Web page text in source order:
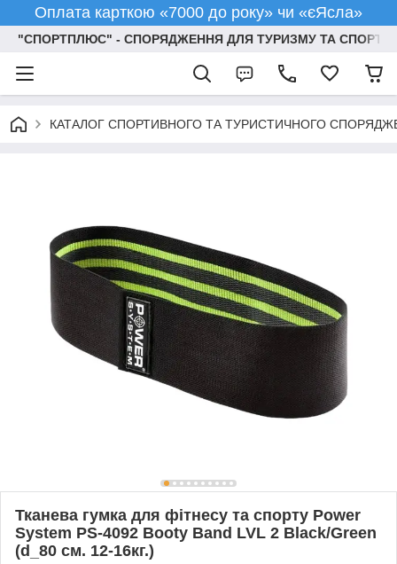
Оплата карткою «7000 до року» чи «єЯсла»
"СПОРТПЛЮС" - СПОРЯДЖЕННЯ ДЛЯ ТУРИЗМУ ТА СПОРТУ
КАТАЛОГ СПОРТИВНОГО ТА ТУРИСТИЧНОГО
Тканева гумка для фітнесу та спорту Power
System PS-4092 Booty Band LVL 2 Black/Green
(d_80 см. 12-16кг.)